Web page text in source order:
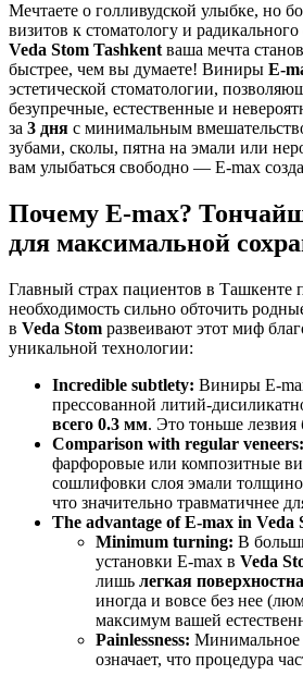
Мечтаете о голливудской улыбке, но
визитов к стоматологу и
Veda Stom Tashkent ваша мечта
быстрее, чем вы думаете! Виниры E-
эстетической стоматологии,
безупречные, естественные и
за 3 дня с минимальным
зубами, сколы, пятна на эмали или
вам улыбаться свободно — E-max
Почему E-max?
для максимальной
Главный страх пациентов в
необходимость сильно обточить
в Veda Stom развеивают этот миф
уникальной технологии:
Incredible subtlety: Виниры E-
прессованной литий-
всего 0.3 мм. Это тоньше лезвия
Comparison with regular veneers:
фарфоровые или композитные
сошлифовки слоя эмали
что значительно травматичнее
The advantage of E-max in Veda
Minimum turning: В
установки E-max в Veda
лишь легкая
иногда и вовсе без нее
максимум вашей
Painlessness: Минимальное
означает, что процедура